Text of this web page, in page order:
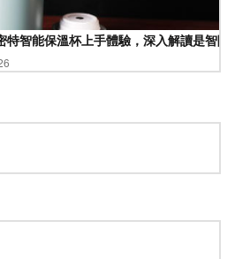
智能保溫杯上手體驗，深入解讀是智